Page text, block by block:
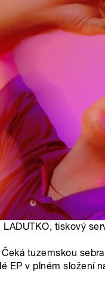
tiskový
tuzemskou
EP v plném složení